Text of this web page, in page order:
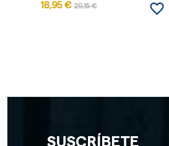
18,95 € 29,15 € favorite_border
SUSCRÍBETE